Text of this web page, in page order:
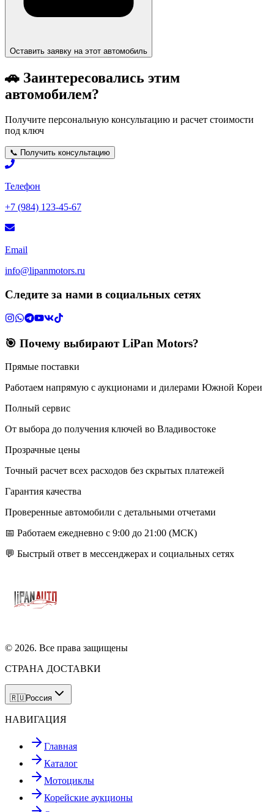
Оставить заявку на этот автомобиль
🚗 Заинтересовались этим
автомобилем?
Получите персональную консультацию и расчет стоимости
под ключ
📞 Получить консультацию
Телефон
+7 (984) 123-45-67
Email
info@lipanmotors.ru
Следите за нами в социальных сетях
🎯 Почему выбирают LiPan Motors?
Прямые поставки
Работаем напрямую с аукционами и дилерами Южной Кореи
Полный сервис
От выбора до получения ключей во Владивостоке
Прозрачные цены
Точный расчет всех расходов без скрытых платежей
Гарантия качества
Проверенные автомобили с детальными отчетами
📅 Работаем ежедневно с 9:00 до 21:00 (МСК)
💬 Быстрый ответ в мессенджерах и социальных сетях
© 2026. Все права защищены
СТРАНА ДОСТАВКИ
🇷🇺Россия
НАВИГАЦИЯ
Главная
Каталог
Мотоциклы
Корейские аукционы